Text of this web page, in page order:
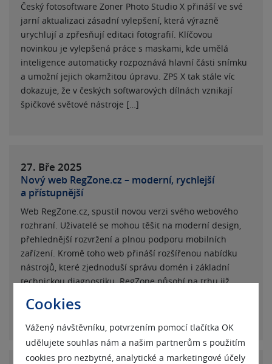
Cookies
Vážený návštěvníku, potvrzením pomocí tlačítka OK
udělujete souhlas nám a našim partnerům s použitím
cookies pro nezbytné, analytické a marketingové účely
Český fotosoftware Zoner Photo Studio X přináší ve své
jarní aktualizaci zásadní vylepšení, která výrazně
urychlují a zpřesňují editaci fotografií. Klíčovou
novinkou je vylepšená práce s maskami, kde umělá
inteligence automaticky rozpoznává hlavní části snímku
a umožní jejich okamžitou úpravu. ZPS X tak stále víc
dokazuje, že v českých softwarových dílnách vznikají
špičkové světové nástroje […]
27. Bře 2025
Nový web RegZone.cz – moderní, rychlejší
a přístupnější
Web RegZone.cz, spustil novou verzi svého webového
rozhraní. Uživatelé se mohou těšit na moderní design,
přehlednější rozvržení a plnou podporu mobilních
zařízení. Kromě toho web přináší rozšířenou nabídku
nástrojů, které zjednoduší správu domén i základní
technickou diagnostiku. RegZone působí na trhu již
od roku 2001 a patří mezi zavedené registrátory domén
a poskytovatele webhostingových služeb […]